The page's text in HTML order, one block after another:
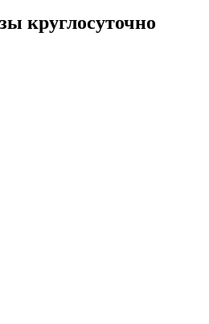
круглосуточно